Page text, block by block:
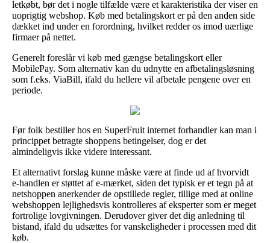
letkøbt, bør det i nogle tilfælde være et karakteristika der viser en
uoprigtig webshop. Køb med betalingskort er på den anden side
dækket ind under en forordning, hvilket redder os imod uærlige
firmaer på nettet.
Generelt foreslår vi køb med gængse betalingskort eller
MobilePay. Som alternativ kan du udnytte en afbetalingsløsning
som f.eks. ViaBill, ifald du hellere vil afbetale pengene over en
periode.
Før folk bestiller hos en SuperFruit internet forhandler kan man i
princippet betragte shoppens betingelser, dog er det
almindeligvis ikke videre interessant.
Et alternativt forslag kunne måske være at finde ud af hvorvidt
e-handlen er støttet af e-mærket, siden det typisk er et tegn på at
netshoppen anerkender de opstillede regler, tillige med at online
webshoppen lejlighedsvis kontrolleres af eksperter som er meget
fortrolige lovgivningen. Derudover giver det dig anledning til
bistand, ifald du udsættes for vanskeligheder i processen med dit
køb.